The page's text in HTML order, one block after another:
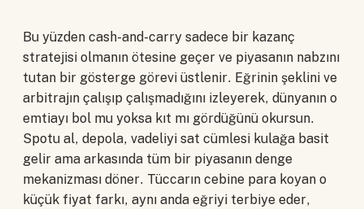
Bu yüzden cash-and-carry sadece bir kazanç
stratejisi olmanın ötesine geçer ve piyasanın nabzını
tutan bir gösterge görevi üstlenir. Eğrinin şeklini ve
arbitrajın çalışıp çalışmadığını izleyerek, dünyanın o
emtiayı bol mu yoksa kıt mı gördüğünü okursun.
Spotu al, depola, vadeliyi sat cümlesi kulağa basit
gelir ama arkasında tüm bir piyasanın denge
mekanizması döner. Tüccarın cebine para koyan o
küçük fiyat farkı, aynı anda eğriyi terbiye eder,